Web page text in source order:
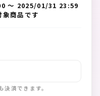
〜 2025/01/31 23:59
象商品です
済できます。